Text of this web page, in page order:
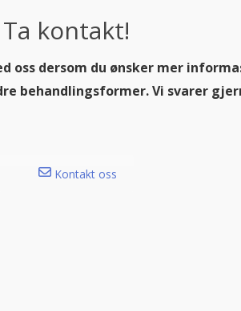
Ta kontakt!
oss dersom du ønsker mer
behandlingsformer. Vi svarer
Kontakt oss